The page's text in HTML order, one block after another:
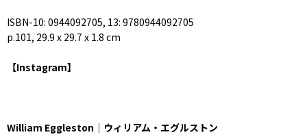
ISBN-10: 0944092705, 13: 9780944092705
p.101, 29.9 x 29.7 x 1.8 cm
【Instagram】
William Eggleston｜ウィリアム・エグルストン